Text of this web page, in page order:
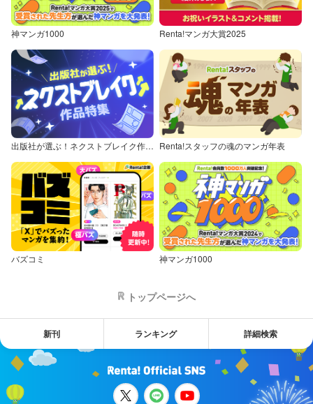
神マンガ1000 Renta!マンガ大賞2025
出版社が選ぶ！ネクストブレイク作品特集 Renta!スタッフの魂のマンガ年表
バズコミ 神マンガ1000
トップページへ
新刊 ランキング 詳細検索